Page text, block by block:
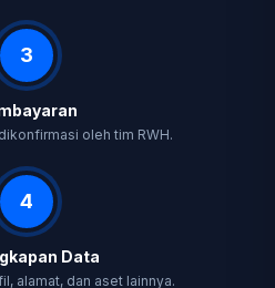
3
oleh tim RWH.
4
Data
alamat, dan aset lainnya.